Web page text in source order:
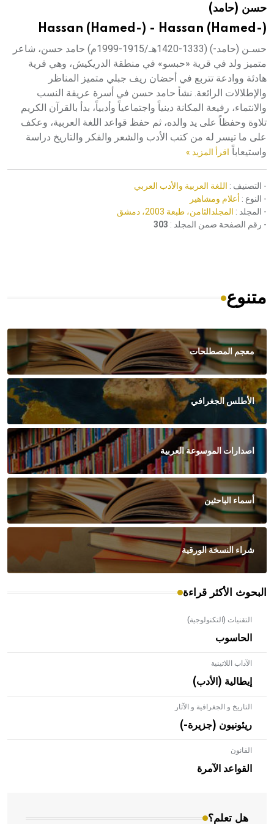
هيئة الموسوعة العربية تطلق موسوعات جديدة في عام 2026حسن (حامد)
Hassan (Hamed-) - Hassan (Hamed-)
حسـن (حامد-) (1333-1420هـ/1915-1999م) حامد حسن، شاعر
متميز ولد في قرية «حبسو» في منطقة الدريكيش، وهي قرية
هادئة ووادعة تتربع في أحضان ريف جبلي متميز المناظر
والإطلالات الرائعة. نشأ حامد حسن في أسرة عريقة النسب
والانتماء، رفيعة المكانة دينياً واجتماعياً وأدبياً، بدأ بالقرآن الكريم
تلاوة وحفظاً على يد والده، ثم حفظ قواعد اللغة العربية، وعكف
على ما تيسر له من كتب الأدب والشعر والفكر والتاريخ دراسة
واستيعاباً اقرأ المزيد »
- التصنيف : اللغة العربية والأدب العربي
- النوع : أعلام ومشاهير
- المجلد : المجلدالثامن، طبعة 2003، دمشق
- رقم الصفحة ضمن المجلد : 303
متنوع
معجم المصطلحات
الأطلس الجغرافي
اصدارات الموسوعة العربية
أسماء الباحثين
شراء النسخة الورقية
البحوث الأكثر قراءة
التقنيات (التكنولوجية)
الحاسوب
الآداب اللاتينية
إيطالية (الأدب)
التاريخ و الجغرافية و الآثار
ريئونيون (جزيرة-)
القانون
القواعد الآمرة
هل تعلم؟
- هل تعلم أن الأبلق نوع من الفنون الهندسية التي ارتبطت
بالعمارة الإسلامية في بلاد الشام ومصر خاصة، حيث يحرص
المعمار على بناء مداميكه وخاصة في الواجهات